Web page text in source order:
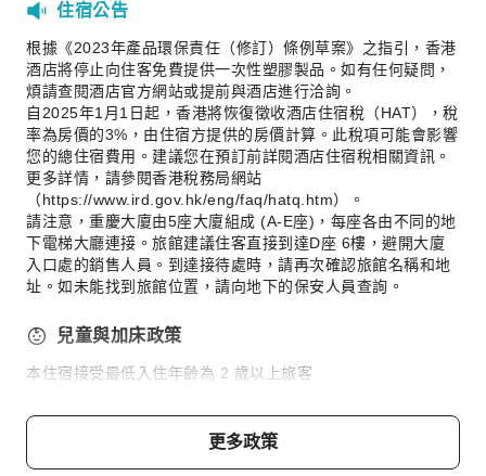
住宿公告
根據《2023年產品環保責任（修訂）條例草案》之指引，香港
酒店將停止向住客免費提供一次性塑膠製品。如有任何疑問，
煩請查閱酒店官方網站或提前與酒店進行洽詢。
自2025年1月1日起，香港將恢復徵收酒店住宿稅（HAT），稅
率為房價的3%，由住宿方提供的房價計算。此稅項可能會影響
您的總住宿費用。建議您在預訂前詳閱酒店住宿稅相關資訊。
更多詳情，請參閱香港稅務局網站
（https://www.ird.gov.hk/eng/faq/hatq.htm）。
請注意，重慶大廈由5座大廈組成 (A-E座)，每座各由不同的地
下電梯大廳連接。旅館建議住客直接到達D座 6樓，避開大廈
入口處的銷售人員。到達接待處時，請再次確認旅館名稱和地
址。如未能找到旅館位置，請向地下的保安人員查詢。
兒童與加床政策
本住宿接受最低入住年齡為 2 歲以上旅客
更多政策